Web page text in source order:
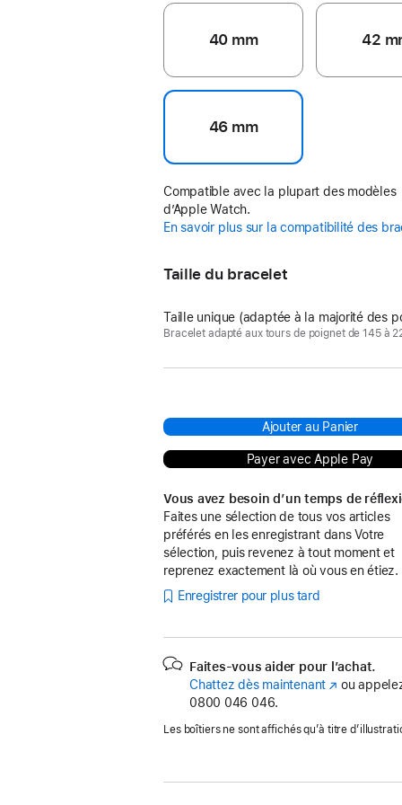
40 mm 42
46 mm
Compatible avec la plupart des modèles
d’Apple Watch.
En savoir plus sur la compatibilité des
Taille du bracelet
Taille unique (adaptée à la majorité des
Bracelet adapté aux tours de poignet de 145 à
Ajouter au Panier
Payer avec Apple Pay
Vous avez besoin d’un temps de
Faites une sélection de tous vos articles
préférés en les enregistrant dans Votre
sélection, puis revenez à tout moment et
reprenez exactement là où vous en étiez.
Enregistrer pour plus tard
Faites-vous aider pour l’achat.
Chattez dès maintenant (s’ouvre
nouvelle
ou
0800 046 046.
Les boîtiers ne sont affichés qu’à titre